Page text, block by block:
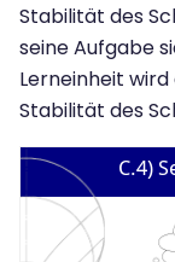
Stabilität des
seine Aufgabe
Lerneinheit
Stabilität des